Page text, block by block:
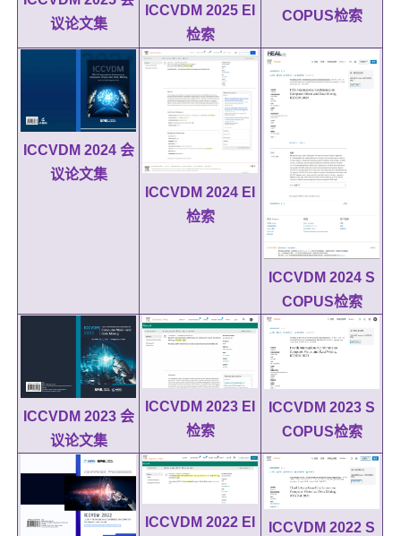
议论文集
ICCVDM 2025 EI
检索
COPUS检索
ICCVDM 2024 会
议论文集
ICCVDM 2024 EI
检索
ICCVDM 2024 S
COPUS检索
ICCVDM 2023 会
议论文集
ICCVDM 2023 EI
检索
ICCVDM 2023 S
COPUS检索
ICCVDM 2022 EI
ICCVDM 2022 S